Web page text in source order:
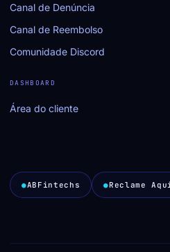
Canal de Denúncia
Canal de Reembolso
Comunidade Discord
DASHBOARD
Área do cliente
●ABFintechs ●Reclame